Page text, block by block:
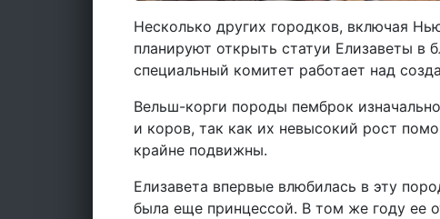
Несколько других городков, включая
планируют открыть статуи Елизаветы
специальный комитет работает над
Вельш-корги породы пемброк
и коров, так как их невысокий рост
крайне подвижны.
Елизавета впервые влюбилась в эту
была еще принцессой. В том же году ее